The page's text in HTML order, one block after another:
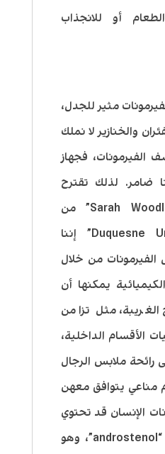
أو للانجذاب
مثير للجدل،
والخنازير لا نملك
فجهاز
ضامر. لذلك تقترح
عالم الأحياء “Sarah Woodley” من
إننا
الفيرمونات من خلال
يمكنها أن
مثل تزامن
الأقسام الداخلية،
رائحة ملابس الرجال
مناعي يتوافق معهن
الإنسان قد تحتوي
الاندروستينول “androstenol”، وهو